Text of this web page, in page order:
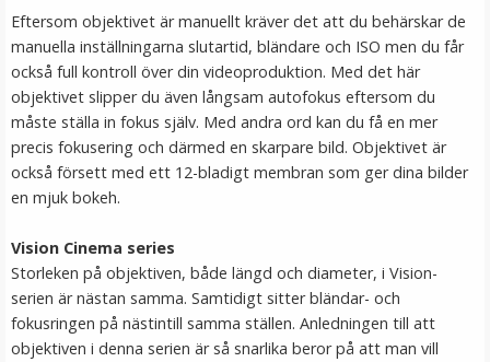
LÄGG I VARUKORG
Step Up Ring 49-58mm - Gör filtergängan större
Eftersom objektivet är manuellt kräver det att du behärskar de
manuella inställningarna slutartid, bländare och ISO men du får
också full kontroll över din videoproduktion. Med det här
objektivet slipper du även långsam autofokus eftersom du
måste ställa in fokus själv. Med andra ord kan du få en mer
precis fokusering och därmed en skarpare bild. Objektivet är
också försett med ett 12-bladigt membran som ger dina bilder
en mjuk bokeh.
Vision Cinema series
Storleken på objektiven, både längd och diameter, i Vision-
serien är nästan samma. Samtidigt sitter bländar- och
fokusringen på nästintill samma ställen. Anledningen till att
objektiven i denna serien är så snarlika beror på att man vill